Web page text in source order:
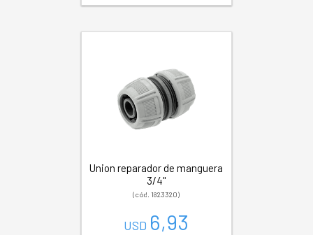
Union reparador de manguera
3/4"
(cód. 1823320)
USD 6,93